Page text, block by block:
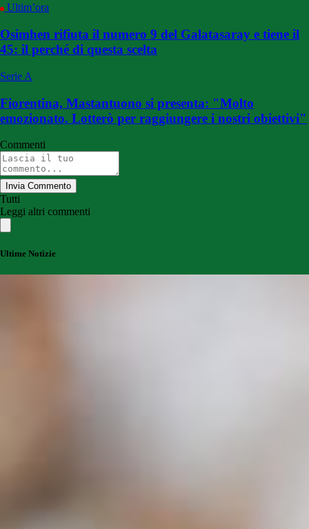
Ultim’ora
Osimhen rifiuta il numero 9 del Galatasaray e tiene il
45: il perché di questa scelta
Serie A
Fiorentina, Mastantuono si presenta: "Molto
emozionato. Lotterò per raggiungere i nostri obiettivi"
Commenti
Invia Commento
Tutti
Leggi altri commenti
Ultime Notizie